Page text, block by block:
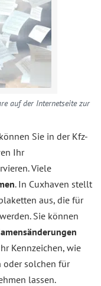
auf der Internetseite zur
Sie in der Kfz-
Ihr
Viele
. In Cuxhaven stellt
aus, die für
Sie können
Kennzeichen, wie
oder solchen für
lassen.